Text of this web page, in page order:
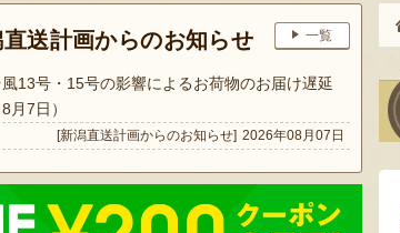
直送計画からのお知らせ 一覧
風13号・15号の影響によるお荷物のお届け遅延
月7日）
[新潟直送計画からのお知らせ] 2026年08月07日